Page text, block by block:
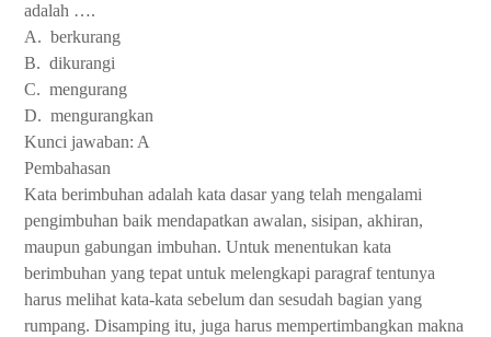
adalah ….
A. berkurang
B. dikurangi
C. mengurang
D. mengurangkan
Kunci jawaban: A
Pembahasan
Kata berimbuhan adalah kata dasar yang telah mengalami
pengimbuhan baik mendapatkan awalan, sisipan, akhiran,
maupun gabungan imbuhan. Untuk menentukan kata
berimbuhan yang tepat untuk melengkapi paragraf tentunya
harus melihat kata-kata sebelum dan sesudah bagian yang
rumpang. Disamping itu, juga harus mempertimbangkan makna